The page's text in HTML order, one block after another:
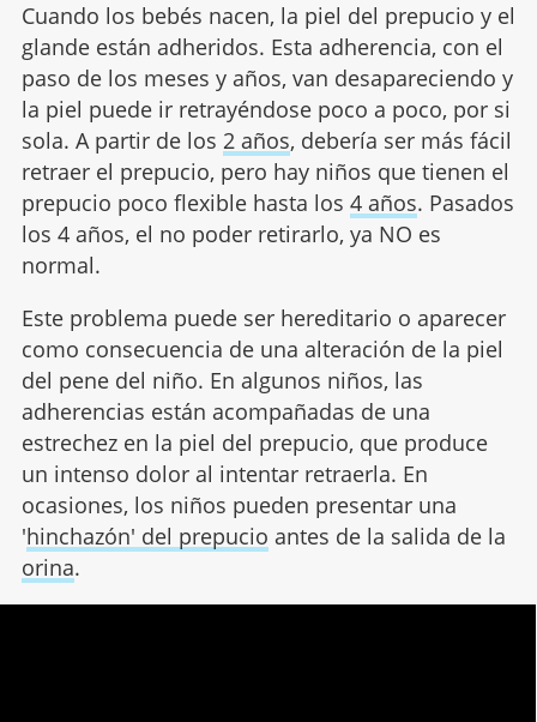
Cuando los bebés nacen, la piel del prepucio y el
glande están adheridos. Esta adherencia, con el
paso de los meses y años, van desapareciendo y
la piel puede ir retrayéndose poco a poco, por si
sola. A partir de los 2 años, debería ser más fácil
retraer el prepucio, pero hay niños que tienen el
prepucio poco flexible hasta los 4 años. Pasados
los 4 años, el no poder retirarlo, ya NO es
normal.
Este problema puede ser hereditario o aparecer
como consecuencia de una alteración de la piel
del pene del niño. En algunos niños, las
adherencias están acompañadas de una
estrechez en la piel del prepucio, que produce
un intenso dolor al intentar retraerla. En
ocasiones, los niños pueden presentar una
'hinchazón' del prepucio antes de la salida de la
orina.